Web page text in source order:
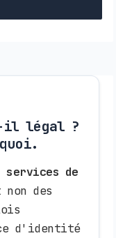
il légal ?
services de
des
d'identité